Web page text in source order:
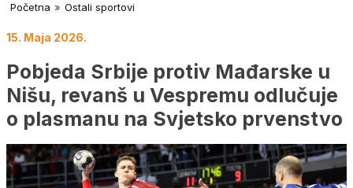
Početna » Ostali sportovi
15. Maja 2026.
Pobjeda Srbije protiv Mađarske u
Nišu, revanš u Vespremu odlučuje
o plasmanu na Svjetsko prvenstvo